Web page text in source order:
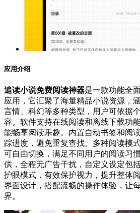
应用介绍
追读小说免费阅读神器是一款功能全
应用，它汇聚了海量精品小说资源，
言情、科幻等多种类型，用户可依据
容。软件支持在线阅读和离线下载功
能畅享阅读乐趣。内置自动书签和阅
踪进度，避免重复查找。多种阅读模
可自由切换，满足不同用户的阅读习
供，全程无广告干扰，自定义设定包
护眼模式，有效保护视力，提升整体
界面设计，搭配流畅的操作体验，让
界。